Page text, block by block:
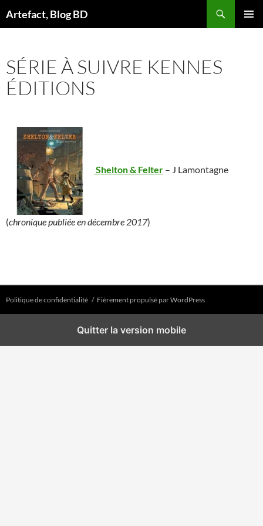
auArtefact, Blog BD
SÉRIE À SUIVRE KENNES
ÉDITIONS
Shelton & Felter – J Lamontagne
(chronique publiée en décembre 2017)
Politique de confidentialité Fièrement propulsé par WordPress
Quitter la version mobile